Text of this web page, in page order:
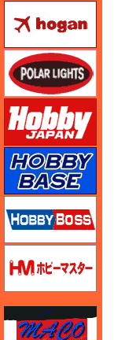
ホ
ホ
ホ